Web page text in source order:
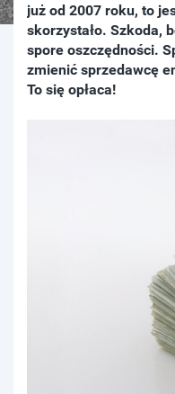
już od 2007 roku, to
skorzystało. Szkoda,
spore oszczędności.
zmienić sprzedawcę
To się opłaca!